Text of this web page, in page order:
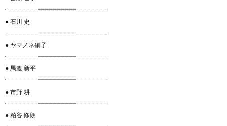
● 石川 史
● ヤマノネ硝子
● 馬渡 新平
● 市野 耕
● 粕谷 修朗